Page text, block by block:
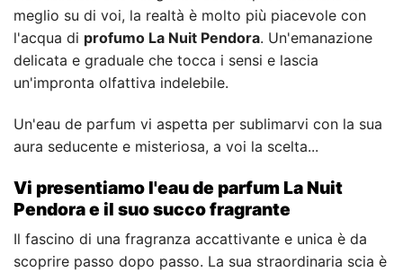
meglio su di voi, la realtà è molto più piacevole con
l'acqua di profumo La Nuit Pendora. Un'emanazione
delicata e graduale che tocca i sensi e lascia
un'impronta olfattiva indelebile.
Un'eau de parfum vi aspetta per sublimarvi con la sua
aura seducente e misteriosa, a voi la scelta...
Vi presentiamo l'eau de parfum La Nuit
Pendora e il suo succo fragrante
Il fascino di una fragranza accattivante e unica è da
scoprire passo dopo passo. La sua straordinaria scia è